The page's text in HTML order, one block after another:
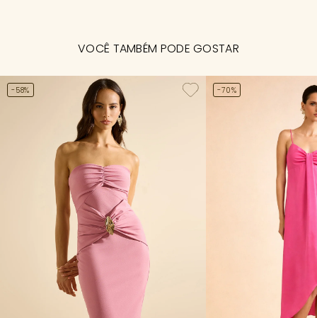
VOCÊ TAMBÉM PODE GOSTAR
-58% -70%